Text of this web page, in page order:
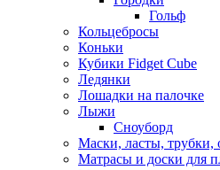
Гольф
Кольцебросы
Коньки
Кубики Fidget Cube
Ледянки
Лошадки на палочке
Лыжи
Сноуборд
Маски, ласты, трубки,
Матрасы и доски для